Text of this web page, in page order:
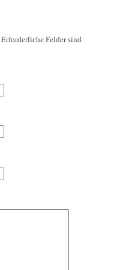
Erforderliche Felder sind